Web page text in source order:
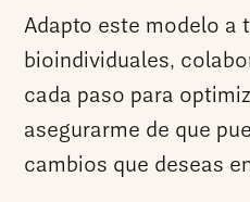
Adapto este modelo a
bioindividuales,
cada paso para
asegurarme de que
cambios que deseas